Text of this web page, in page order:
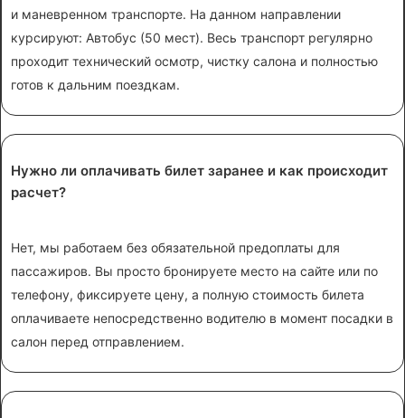
и маневренном транспорте. На данном направлении
курсируют: Автобус (50 мест). Весь транспорт регулярно
проходит технический осмотр, чистку салона и полностью
готов к дальним поездкам.
Нужно ли оплачивать билет заранее и как происходит
расчет?
Нет, мы работаем без обязательной предоплаты для
пассажиров. Вы просто бронируете место на сайте или по
телефону, фиксируете цену, а полную стоимость билета
оплачиваете непосредственно водителю в момент посадки в
салон перед отправлением.